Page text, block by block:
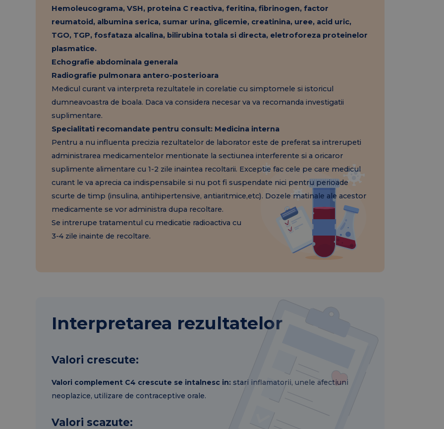
Hemoleucograma, VSH, proteina C reactiva, feritina, fibrinogen, factor
reumatoid, albumina serica, sumar urina, glicemie, creatinina, uree, acid uric,
TGO, TGP, fosfataza alcalina, bilirubina totala si directa, eletroforeza proteinelor
plasmatice.
Echografie abdominala generala
Radiografie pulmonara antero-posterioara
Medicul curant va interpreta rezultatele in corelatie cu simptomele si istoricul
dumneavoastra de boala. Daca va considera necesar va va recomanda investigatii
suplimentare.
Specialitati recomandate pentru consult: Medicina interna
Pentru a nu influenta precizia rezultatelor de laborator este de preferat sa intrerupeti
administrarea medicamentelor mentionate la sectiunea interferente si a oricaror
suplimente alimentare cu 1-2 zile inaintea recoltarii. Exceptie fac cele pe care medicul
curant le va aprecia ca indispensabile si nu pot fi suspendate nici pentru perioade
scurte de timp (insulina, antihipertensive, antiaritmice,etc). Dozele matinale ale acestor
medicamente se vor administra dupa recoltare.
Se intrerupe tratamentul cu medicatie radioactiva cu
3-4 zile inainte de recoltare.
Interpretarea rezultatelor
Valori crescute:
Valori complement C4 crescute se intalnesc in: stari inflamatorii, unele afectiuni
neoplazice, utilizare de contraceptive orale.
Valori scazute: